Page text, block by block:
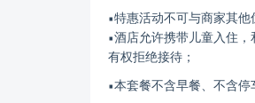
•特惠活动不可与商家其
•酒店允许携带儿童入住
有权拒绝接待；
•本套餐不含早餐、不含